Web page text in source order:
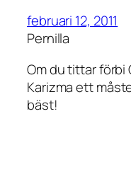
februari 12, 2011
Pernilla
Om du tittar förbi
Karizma ett
bäst!